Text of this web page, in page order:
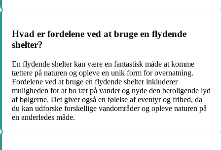
Hvad er fordelene ved at bruge en flydende
shelter?
En flydende shelter kan være en fantastisk måde at komme
tættere på naturen og opleve en unik form for overnatning.
Fordelene ved at bruge en flydende shelter inkluderer
muligheden for at bo tæt på vandet og nyde den beroligende lyd
af bølgerne. Det giver også en følelse af eventyr og frihed, da
du kan udforske forskellige vandområder og opleve naturen på
en anderledes måde.